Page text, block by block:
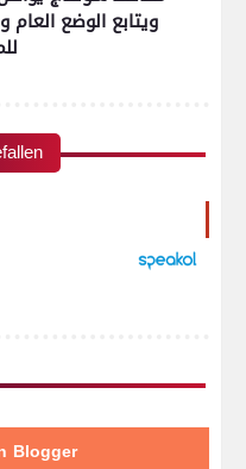
ويتابع الوضع
Blogger